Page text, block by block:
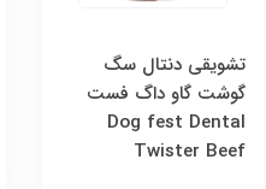
تشویقی دنتال سگ
گوشت گاو داگ فست
Dog fest Dental
Twister Beef